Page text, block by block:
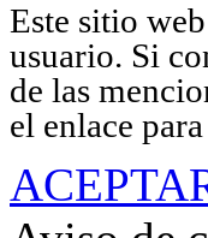
Este sitio
usuario. Si
de las
el enlace